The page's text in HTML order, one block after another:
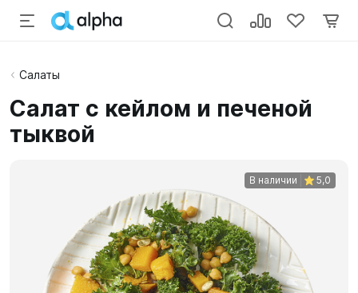
Cалаты
Салат с кейлом и печеной
тыквой
В наличии 5,0